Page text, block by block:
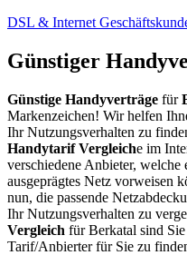
DSL & Internet
Günstiger
Günstige Handyverträge für
Markenzeichen! Wir helfen
Ihr Nutzungsverhalten zu
Handytarif Vergleiche im
verschiedene Anbieter, welche
ausgeprägtes Netz vorweisen
nun, die passende
Ihr Nutzungsverhalten zu
Vergleich für Berkatal sind Sie
Tarif/Anbierter für Sie zu